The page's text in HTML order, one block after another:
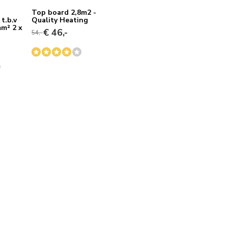
dat kan ik echt 100% aanraden!
Kees v.
Geweldige kwaliteit van het geleverde. Een
2 x
Top board 2,8m2 -
Quality Heating
54,-€ 46,-